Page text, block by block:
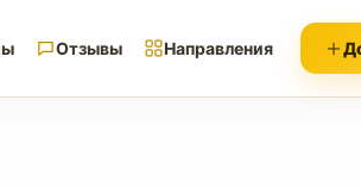
Отзывы Направления